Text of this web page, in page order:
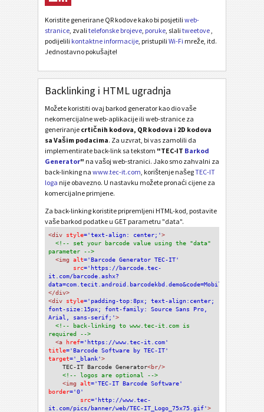
Koristite generirane QR kodove kako bi posjetili web-
stranice , zvali telefonske brojeve poruke , slali tweetove
podijelili kontaktne informacije , pristupili Wi-Fi mreže, itd.
Jednostavno pokušajte!
Backlinking i HTML ugradnja
Možete koristiti ovaj barkod generator kao dio vaše
nekomercijalne web-aplikacije ili web-stranice za
generiranje crtičnih kodova, QR kodova i 2D kodova
sa Vašim podacima. Za uzvrat, bi vas zamolili da
implementirate back-link sa tekstom "TEC-IT Barkod
Generator" na vašoj web-stranici. Jako smo zahvalni za
back-linking na www.tec-it.com , korištenje našegTEC-IT
loga nije obavezno. U nastavku možete pronaći cijene za
komercijalne primjene.
Za back-linking koristite pripremljeni HTML-kod, postavite
vaše barkod podatke u GET parametru "data".
<div style='text-align: center;'>
<!-- set your barcode value using the "data"
parameter -->
<img alt='Barcode Generator TEC-IT'
src='https://barcode.tec-
it.com/barcode.ashx?
</div>
<div style='padding-top:8px; text-align:center;
font-size:15px; font-family: Source Sans Pro,
Arial, sans-serif;'>
<!-- back-linking to www.tec-it.com is
required -->
<a href='https://www.tec-it.com'
title='Barcode Software by TEC-IT'
target='_blank'>
TEC-IT Barcode Generator<br/>
<!-- logos are optional -->
<img alt='TEC-IT Barcode Software'
border='0'
src='http://www.tec-
it.com/pics/banner/web/TEC-IT_Logo_75x75.gif'>